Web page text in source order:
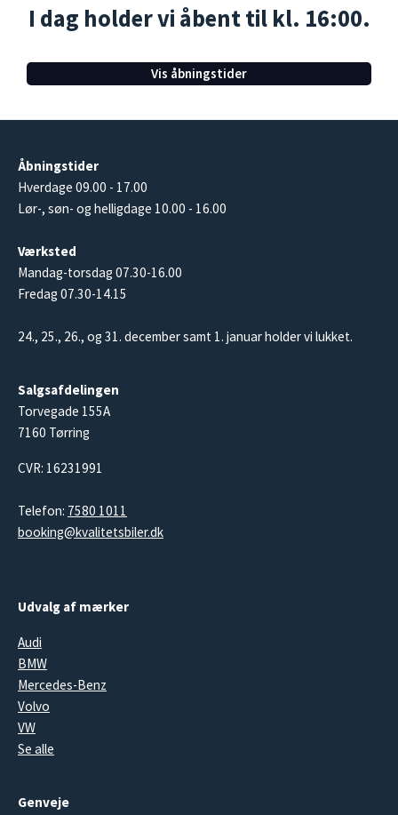
I dag holder vi åbent til kl. 16:00.
Vis åbningstider
Åbningstider
Hverdage 09.00 - 17.00
Lør-, søn- og helligdage 10.00 - 16.00
Værksted
Mandag-torsdag 07.30-16.00
Fredag 07.30-14.15
24., 25., 26., og 31. december samt 1. januar holder vi lukket.
Salgsafdelingen
Torvegade 155A
7160 Tørring
CVR: 16231991
Telefon: 7580 1011
booking@kvalitetsbiler.dk
Udvalg af mærker
Audi
BMW
Mercedes-Benz
Volvo
VW
Se alle
Genveje